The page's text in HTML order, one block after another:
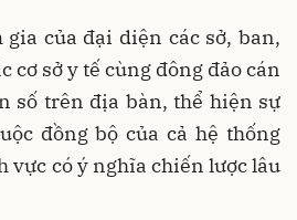
của đại diện các sở, ban,
cơ sở y tế cùng đông đảo cán
số trên địa bàn, thể hiện sự
đồng bộ của cả hệ thống
có ý nghĩa chiến lược lâu